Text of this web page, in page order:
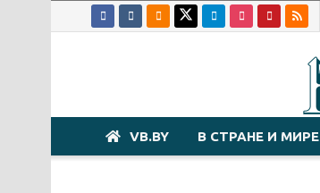
VB.BY В СТРАНЕ И МИРЕ